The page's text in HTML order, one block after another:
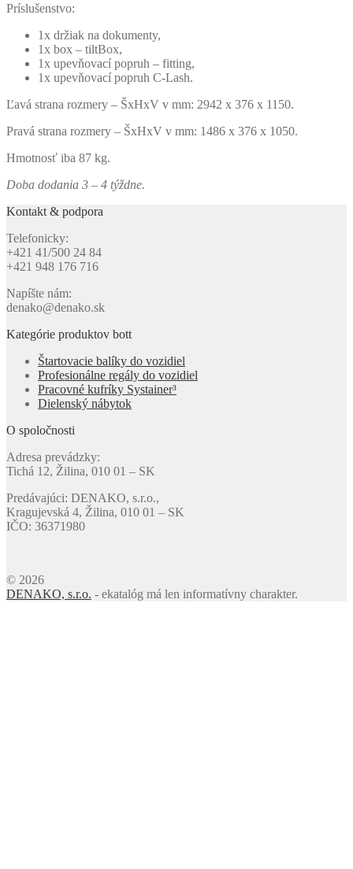
Príslušenstvo:
1x držiak na dokumenty,
1x box – tiltBox,
1x upevňovací popruh – fitting,
1x upevňovací popruh C-Lash.
Ľavá strana rozmery – ŠxHxV v mm: 2942 x 376 x 1150.
Pravá strana rozmery – ŠxHxV v mm: 1486 x 376 x 1050.
Hmotnosť iba 87 kg.
Doba dodania 3 – 4 týždne.
Kontakt & podpora
Telefonicky:
+421 41/500 24 84
+421 948 176 716
Napíšte nám:
denako@denako.sk
Kategórie produktov bott
Štartovacie balíky do vozidiel
Profesionálne regály do vozidiel
Pracovné kufríky Systainer³
Dielenský nábytok
O spoločnosti
Adresa prevádzky:
Tichá 12, Žilina, 010 01 – SK
Predávajúci: DENAKO, s.r.o.,
Kragujevská 4, Žilina, 010 01 – SK
IČO: 36371980
© 2026
DENAKO, s.r.o. - ekatalóg má len informatívny charakter.